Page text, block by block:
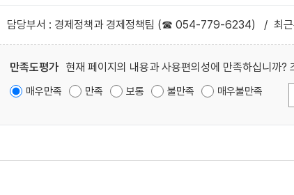
담당부서 : 경제정책과 경제정책팀 (☎ 054-779-6234) / 최
만족도평가 현재 페이지의 내용과 사용편의성에 만족하십니까?
매우만족 만족 보통 불만족 매우불만족